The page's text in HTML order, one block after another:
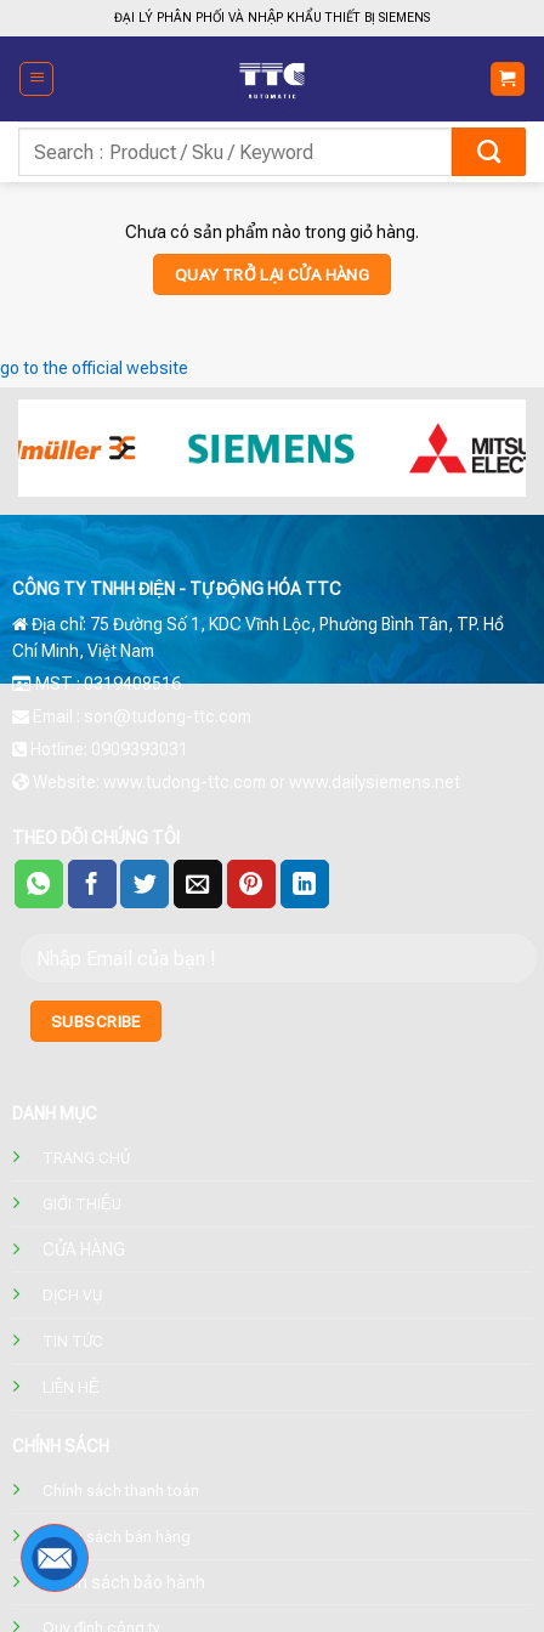
qua
nội
dung
ĐẠI LÝ PHÂN PHỐI VÀ NHẬP KHẨU THIẾT BỊ SIEMENS
kiếm:
Chưa có sản phẩm nào trong giỏ hàng.
QUAY TRỞ LẠI CỬA HÀNG
go to the official website
CÔNG TY TNHH ĐIỆN - TỰ ĐỘNG HÓA TTC
Địa chỉ: 75 Đường Số 1, KDC Vĩnh Lộc, Phường Bình Tân, TP. Hồ
Chí Minh, Việt Nam
MST : 0319408516
Email : son@tudong-ttc.com
Hotline: 0909393031
Website: www.tudong-ttc.com or www.dailysiemens.net
THEO DÕI CHÚNG TÔI
DANH MỤC
TRANG CHỦ
GIỚI THIỆU
CỬA HÀNG
DỊCH VỤ
TIN TỨC
LIÊN HỆ
CHÍNH SÁCH
Chính sách thanh toán
Chính sách bán hàng
Chính sách bảo hành
Quy định công ty